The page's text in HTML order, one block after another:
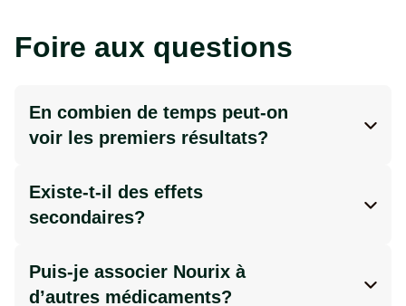
Foire aux questions
En combien de temps peut-on
voir les premiers résultats?
personne. Certains ressentent un regain
d’énergie en quelques jours, tandis que les
apparaître après plusieurs semaines,
surtout lorsqu’ils sont accompagnés d’une
Existe-t-il des effets
secondaires?
et est bien toléré par la plupart des
utilisateurs. Toutefois, un inconfort digestif
Puis-je associer Nourix à
d’autres médicaments?